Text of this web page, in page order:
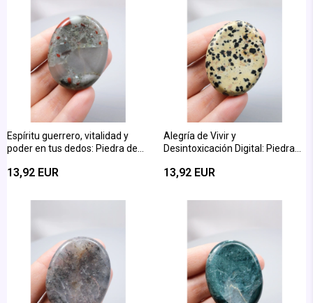
Espíritu guerrero, vitalidad y
poder en tus dedos: Piedra de
Dedos Piedra Natural
13,92 EUR
Alegría de Vivir y
Desintoxicación Digital: Piedra
Dálmata
13,92 EUR